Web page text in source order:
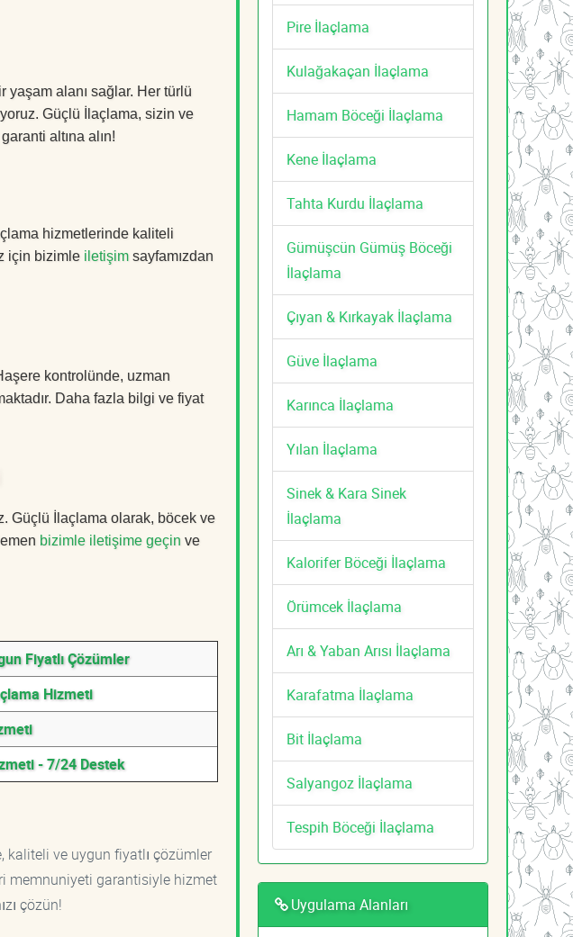
yaşam alanı sağlar. Her türlü
Güçlü İlaçlama, sizin ve
altına alın!
hizmetlerinde kaliteli
için bizimle iletişim sayfamızdan
kontrolünde, uzman
Daha fazla bilgi ve fiyat
Güçlü İlaçlama olarak, böcek ve
bizimle iletişime geçin ve
Fiyatlı Çözümler
Hizmeti
- 7/24 Destek
kaliteli ve uygun fiyatlı çözümler
memnuniyeti garantisiyle hizmet
çözün!
Pire İlaçlama
Kulağakaçan İlaçlama
Hamam Böceği İlaçlama
Kene İlaçlama
Tahta Kurdu İlaçlama
Gümüşcün Gümüş Böceği
İlaçlama
Çıyan & Kırkayak İlaçlama
Güve İlaçlama
Karınca İlaçlama
Yılan İlaçlama
Sinek & Kara Sinek
İlaçlama
Kalorifer Böceği İlaçlama
Örümcek İlaçlama
Arı & Yaban Arısı İlaçlama
Karafatma İlaçlama
Bit İlaçlama
Salyangoz İlaçlama
Tespih Böceği İlaçlama
Uygulama Alanları